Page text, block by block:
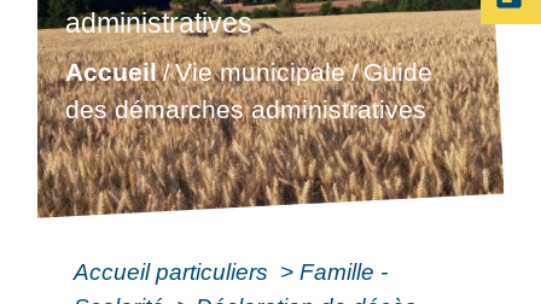
administratives
Accueil/Vie municipale/Guide
des démarches administratives
Accueil particuliers > Famille -